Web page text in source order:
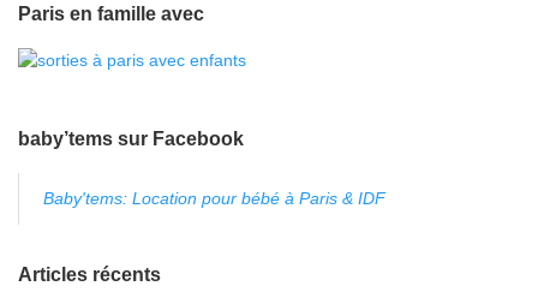
Paris en famille avec
baby’tems sur Facebook
Baby'tems: Location pour bébé à Paris & IDF
Articles récents